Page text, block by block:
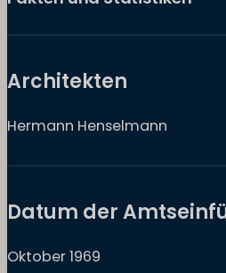
Architekten
Hermann Henselmann
Datum der
Oktober 1969